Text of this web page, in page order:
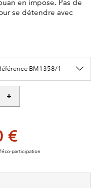
en impose. Pas de
se détendre avec
BM1358/1
€
participation